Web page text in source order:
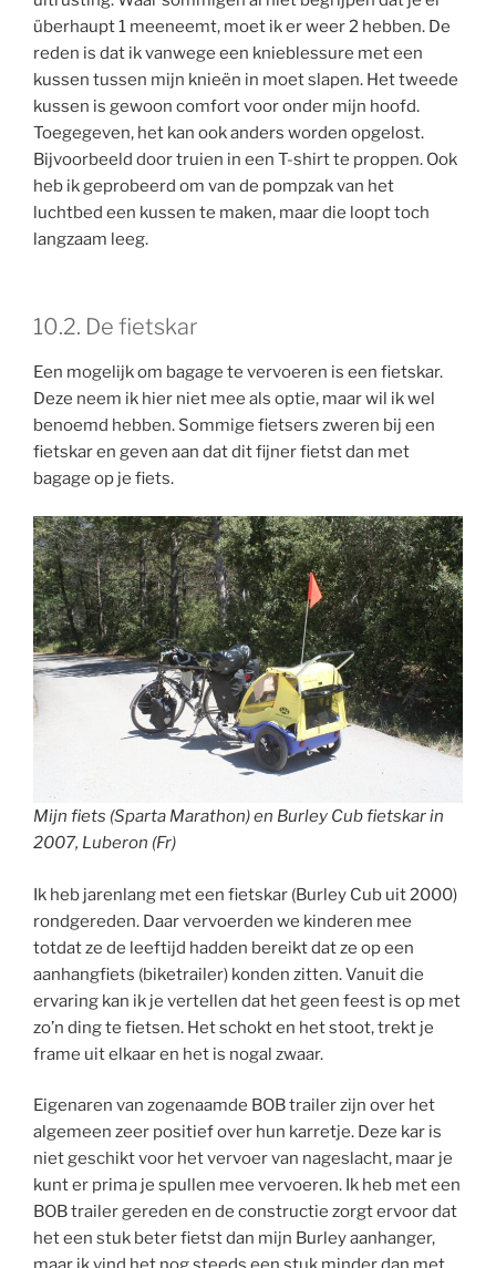
überhaupt 1 meeneemt, moet ik er weer 2 hebben. De
reden is dat ik vanwege een knieblessure met een
kussen tussen mijn knieën in moet slapen. Het tweede
kussen is gewoon comfort voor onder mijn hoofd.
Toegegeven, het kan ook anders worden opgelost.
Bijvoorbeeld door truien in een T-shirt te proppen. Ook
heb ik geprobeerd om van de pompzak van het
luchtbed een kussen te maken, maar die loopt toch
langzaam leeg.
10.2. De fietskar
Een mogelijk om bagage te vervoeren is een fietskar.
Deze neem ik hier niet mee als optie, maar wil ik wel
benoemd hebben. Sommige fietsers zweren bij een
fietskar en geven aan dat dit fijner fietst dan met
bagage op je fiets.
Mijn fiets (Sparta Marathon) en Burley Cub fietskar in
2007, Luberon (Fr)
Ik heb jarenlang met een fietskar (Burley Cub uit 2000)
rondgereden. Daar vervoerden we kinderen mee
totdat ze de leeftijd hadden bereikt dat ze op een
aanhangfiets (biketrailer) konden zitten. Vanuit die
ervaring kan ik je vertellen dat het geen feest is op met
zo’n ding te fietsen. Het schokt en het stoot, trekt je
frame uit elkaar en het is nogal zwaar.
Eigenaren van zogenaamde BOB trailer zijn over het
algemeen zeer positief over hun karretje. Deze kar is
niet geschikt voor het vervoer van nageslacht, maar je
kunt er prima je spullen mee vervoeren. Ik heb met een
BOB trailer gereden en de constructie zorgt ervoor dat
het een stuk beter fietst dan mijn Burley aanhanger,